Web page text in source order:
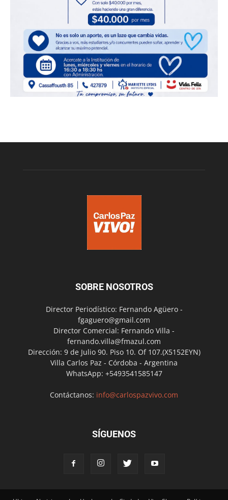
SOBRE NOSOTROS
Director Periodístico: Fernando Agüero -
fgaguero@gmail.com
Director Comercial: Fernando Villa -
fernando.villa@fmazul.com
Dirección: 9 de Julio 90. Piso 10. Of 107.(X5152EYN)
Villa Carlos Paz - Córdoba - Argentina
WhatsApp: +5493541585147
Contáctanos: info@carlospazvivo.com
SÍGUENOS